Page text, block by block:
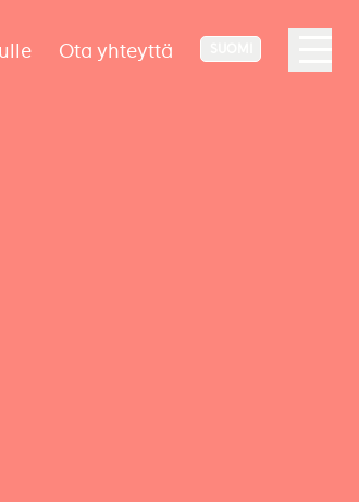
Ota yhteyttä